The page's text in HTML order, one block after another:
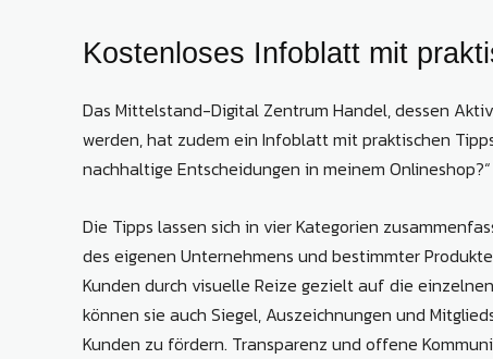
Kostenloses Infoblatt mit
Das Mittelstand-Digital Zentrum Handel, dessen
werden, hat zudem ein Infoblatt mit praktischen
nachhaltige Entscheidungen in meinem
Die Tipps lassen sich in vier Kategorien
des eigenen Unternehmens und bestimmter
Kunden durch visuelle Reize gezielt auf die
können sie auch Siegel, Auszeichnungen und
Kunden zu fördern. Transparenz und offene